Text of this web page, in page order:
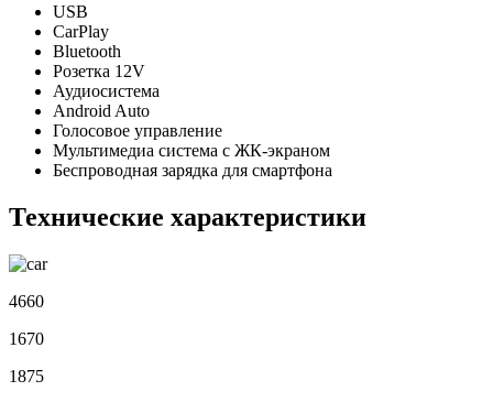
USB
CarPlay
Bluetooth
Розетка 12V
Аудиосистема
Android Auto
Голосовое управление
Мультимедиа система с ЖК-экраном
Беспроводная зарядка для смартфона
Технические характеристики
4660
1670
1875